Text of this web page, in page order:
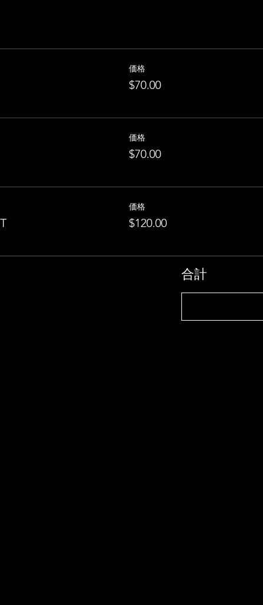
価格
$70.00
価格
$70.00
価格
$120.00
合計